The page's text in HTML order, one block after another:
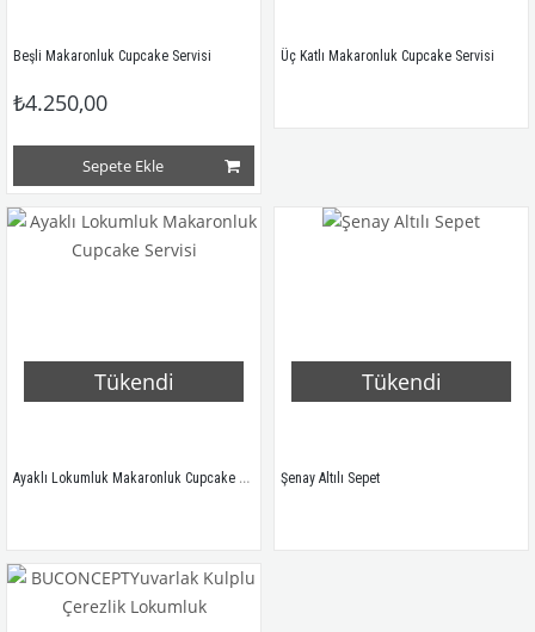
Beşli Makaronluk Cupcake Servisi
₺4.250,00
Sepete Ekle
Üç Katlı Makaronluk Cupcake Servisi
Tükendi
Ayaklı Lokumluk Makaronluk Cupcake Servisi
Tükendi
Şenay Altılı Sepet